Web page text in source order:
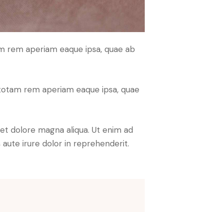
aperiam eaque ipsa, quae ab
rem aperiam eaque ipsa, quae
dolore magna aliqua. Ut enim ad
aute irure dolor in reprehenderit.